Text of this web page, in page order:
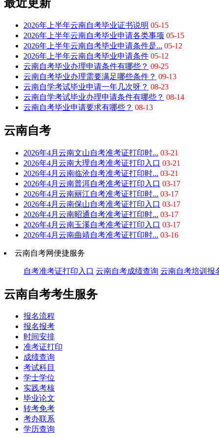
最近更新
2026年上半年云南自考毕业证书说明 05-15
2026年上半年云南自考毕业申请各类事项 05-15
2026年上半年云南自考毕业申请条件是... 05-12
2026年上半年云南自考毕业申请条件 05-12
云南自考毕业办理申请条件有哪些？ 09-25
云南自考毕业办理需要满足哪些条件？ 09-13
云南自学考试毕业申请一年几次呀？ 08-23
云南自学考试毕业办理申请条件有哪些？ 08-14
云南自考毕业申请要求有哪些？ 08-13
云南自考
2026年4月云南文山自考准考证打印时... 03-21
2026年4月云南大理自考准考证打印入口 03-21
2026年4月云南临沧自考准考证打印时... 03-21
2026年4月云南普洱自考准考证打印入口 03-17
2026年4月云南丽江自考准考证打印时... 03-17
2026年4月云南保山自考准考证打印入口 03-17
2026年4月云南昭通自考准考证打印时... 03-17
2026年4月云南玉溪自考准考证打印入口 03-17
2026年4月云南曲靖自考准考证打印时... 03-16
云南自考网便捷服务
自考准考证打印入口 云南自考成绩查询 云南自考培训报
云南自考考生服务
报名流程
报名报考
时间安排
准考证打印
成绩查询
考试科目
学士学位
实践考核
毕业论文
转考免考
考办联系
学历查询